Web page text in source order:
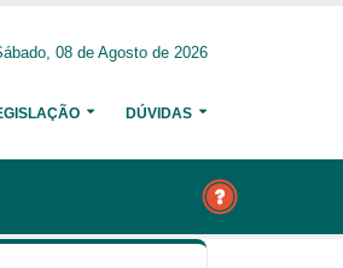
08 de Agosto de 2026
DÚVIDAS